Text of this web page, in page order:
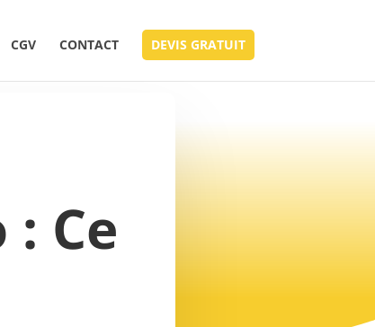
CGV CONTACT DEVIS GRATUIT
Ce